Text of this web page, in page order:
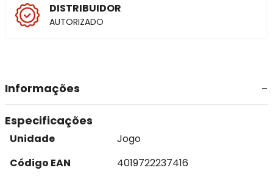
DISTRIBUIDOR
AUTORIZADO
Informações
Especificações
Unidade
Jogo
Código EAN
4019722237416